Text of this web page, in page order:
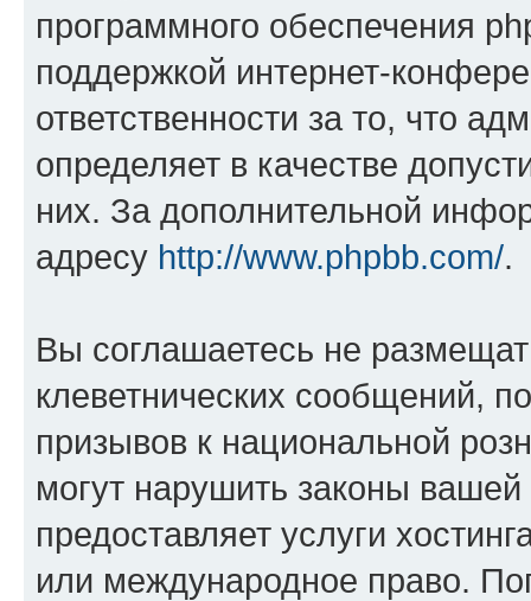
программного обеспечения
поддержкой интернет-
ответственности за то, что
определяет в качестве
них. За дополнительной
адресу http://www.phpbb.com/.
Вы соглашаетесь не
клеветнических сообщений,
призывов к национальной
могут нарушить законы
предоставляет услуги
или международное право.